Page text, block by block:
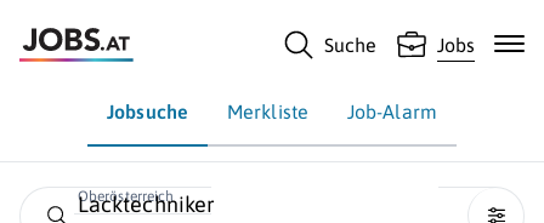
Suche Jobs
Jobsuche Merkliste Job-Alarm
Oberösterreich
Lacktechniker